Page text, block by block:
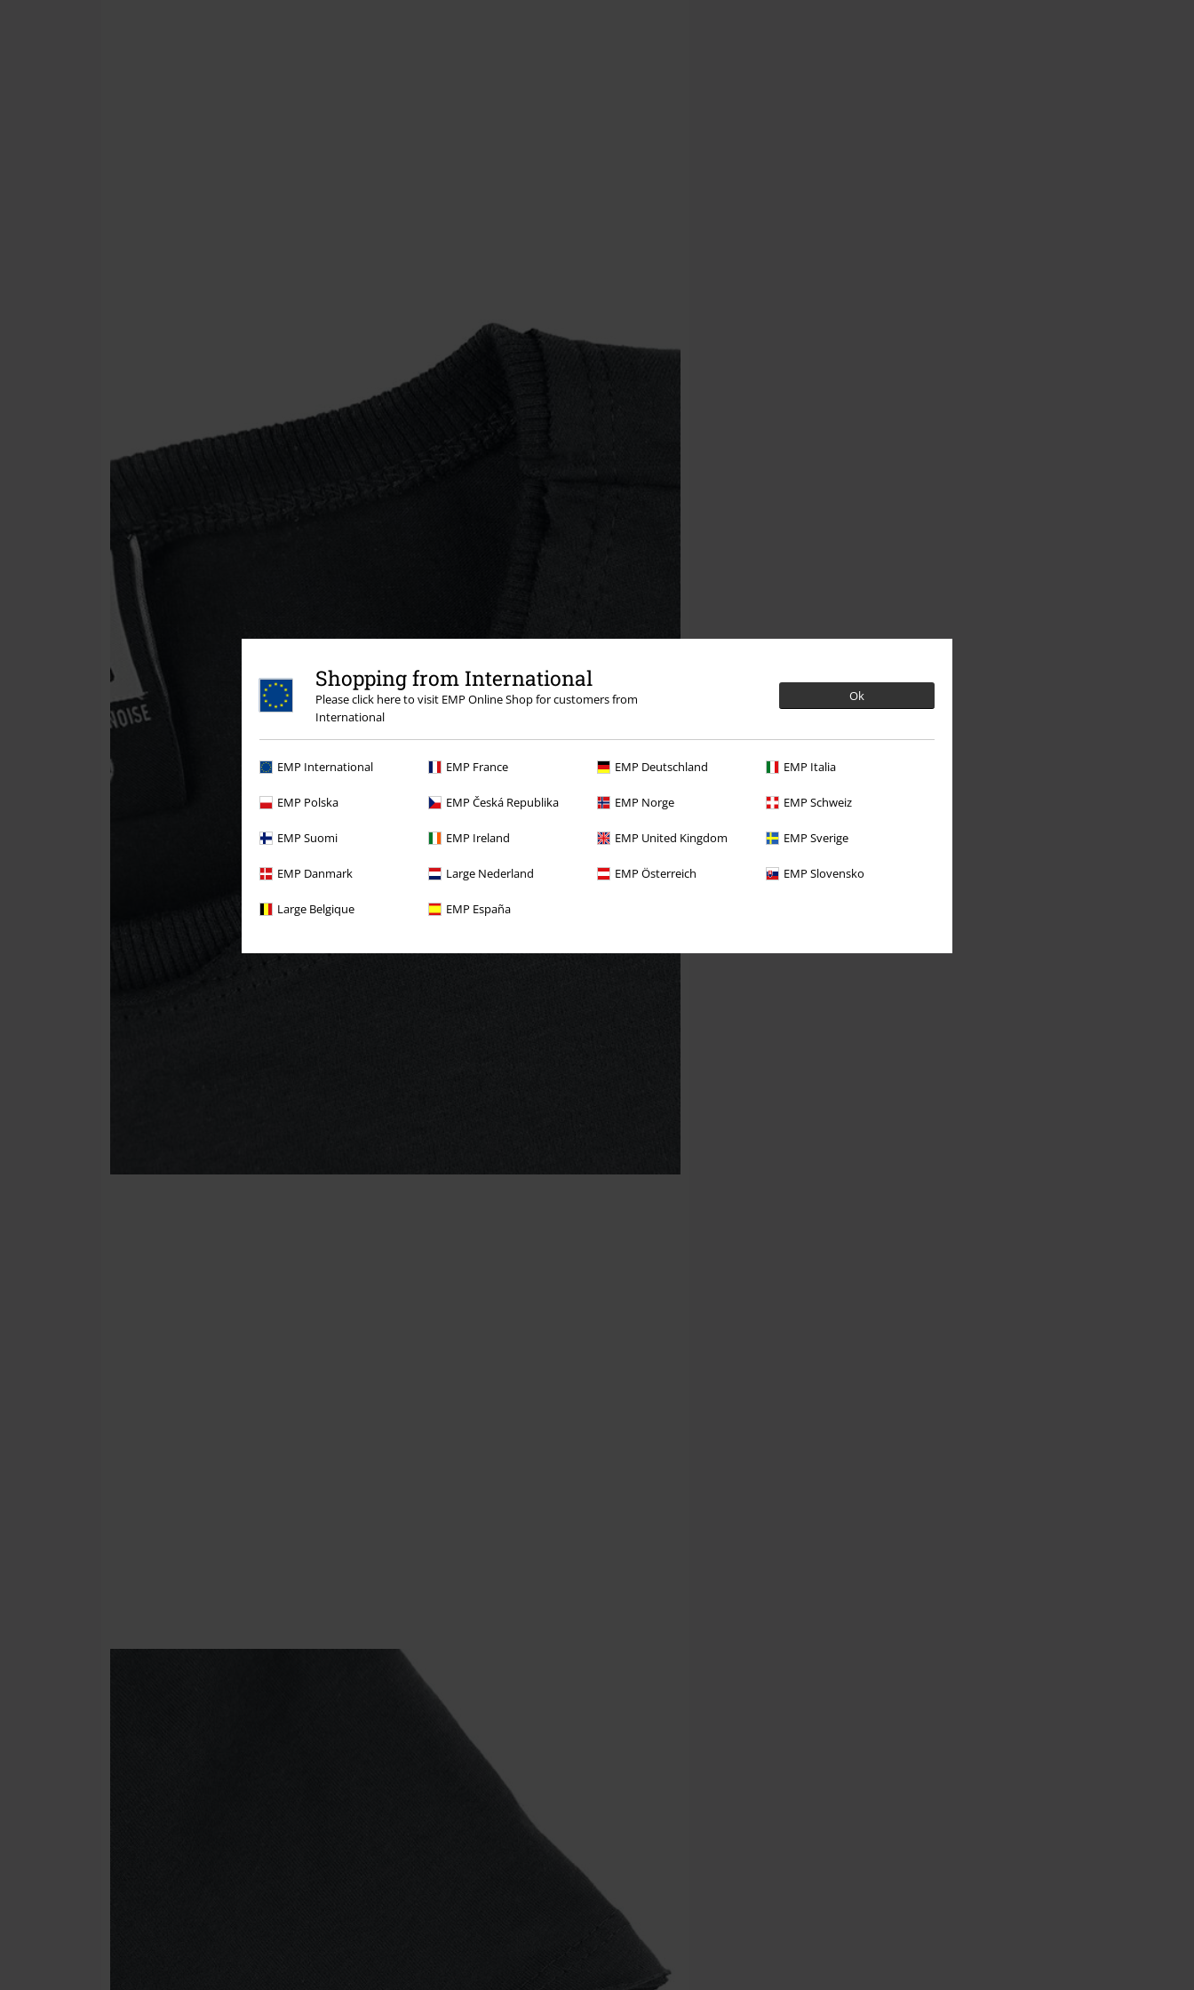
Shopping from International
Please click here to visit EMP Online Shop for customers from
International
Ok
EMP International EMP France EMP Deutschland EMP Italia
EMP Polska EMP Česká Republika EMP Norge EMP Schweiz
EMP Suomi EMP Ireland EMP United Kingdom EMP Sverige
EMP Danmark Large Nederland EMP Österreich EMP Slovensko
Large Belgique EMP España